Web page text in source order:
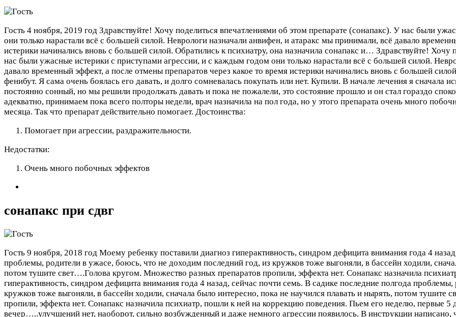
Гость 4 ноября, 2019 год Здравствуйте! Хочу поделиться впечатлениями об этом препарате (сонапакс). У нас были
они только нарастали всё с большей силой. Неврологи назначали анвифен, и атаракс мы принимали, всё давало
истерики начинались вновь с большей силой. Обратились к психиатру, она назначила сонапакс и… Здравствуйте! Хочу
нас были ужасные истерики с приступами агрессии, и с каждым годом они только нарастали всё с большей силой.
давало временный эффект, а после отмены препаратов через какое то время истерики начинались вновь с большей
фенибут. Я сама очень боялась его давать, и долго сомневалась покупать или нет. Купили. В начале лечения я сначала
постоянно сонный, но мы решили продолжать давать и пока не пожалели, это состояние прошло и он стал гораздо
адекватно, принимаем пока всего полторы недели, врач назначила на пол года, но у этого препарата очень много
месяца. Так что препарат действительно помогает. Достоинства:
Помогает при агрессии, раздражительности.
Недостатки:
Очень много побочных эффектов
сонапакс при сдвг
Гость 9 ноября, 2018 год Моему ребенку поставили диагноз гиперактивность, синдром дефицита внимания года 4
проблемы, родители в ужасе, боюсь, что не доходим последний год, из кружков тоже выгоняли, в бассейн ходили,
потом тушите свет….Голова кругом. Множество разных препаратов пропили, эффекта нет. Сонапакс назначила
гиперактивность, синдром дефицита внимания года 4 назад, сейчас почти семь. В садике последние полгода
кружков тоже выгоняли, в бассейн ходили, сначала было интересно, пока не научился плавать и нырять, потом
пропили, эффекта нет. Сонапакс назначила психиатр, пошли к ней на коррекцию поведения. Пьем его неделю, первые
вечер…..улучшений нет, наоборот, сильно возбужденный и даже немного агрессии появилось. В инструкции